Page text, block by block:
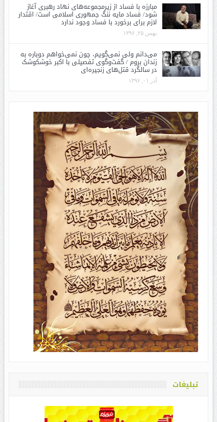
مبارزه با فساد از زیرمجموعه‌های نهاد رهبری آغاز
شود/ فساد مایه ننگ جمهوری اسلامی است/ اقتدار
لازم برای برخورد با فساد وجود ندارد
بهمن ۲۵, ۱۳۹۶
می‌دانم ولی نمی‌گویم، چون نمی‌خواهم دوباره به
زندان بروم / گفت‌وگوی تفصیلی با اکبر خوشکوشک
در سالگرد قتل‌های زنجیره‌ای
آذر ۰۱, ۱۳۹۶
تبلیغات